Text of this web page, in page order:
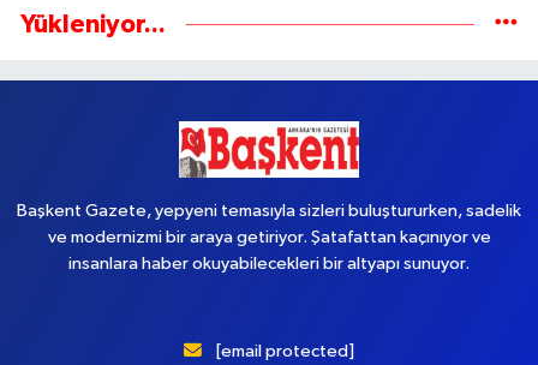
ve modernizmi bir araya getiriyor. Şatafattan kaçınıyor ve